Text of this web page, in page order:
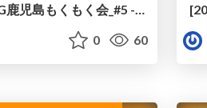
20190615_JAWS-UG鹿児島もくもく会_#5 - 進行.pdf
0 60